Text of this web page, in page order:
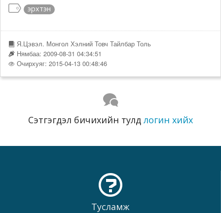
эрхтэн
Я.Цэвэл. Монгол Хэлний Товч Тайлбар Толь
Нямбаа: 2009-08-31 04:34:51
Очирхуяг: 2015-04-13 00:48:46
Сэтгэгдэл бичихийн тулд логин хийх
Тусламж